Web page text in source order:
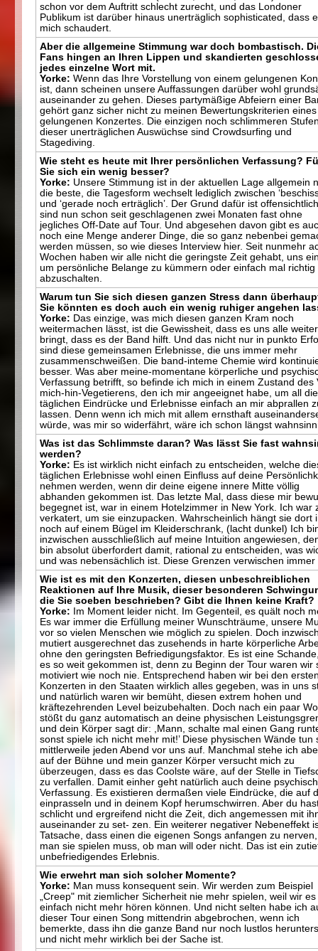
schon vor dem Auftritt schlecht zurecht, und das Londoner
Publikum ist darüber hinaus unerträglich sophisticated, dass
mich schaudert.
Aber die allgemeine Stimmung war doch bombastisch.
Fans hingen an Ihren Lippen und skandierten
jedes einzelne Wort mit.
Yorke: Wenn das Ihre Vorstellung von einem gelungenen
ist, dann scheinen unsere Auffassungen darüber wohl
auseinander zu gehen. Dieses partymäßige Abfeiern einer
gehört ganz sicher nicht zu meinen Bewertungskriterien eines
gelungenen Konzertes. Die einzigen noch schlimmeren
dieser unerträglichen Auswüchse sind Crowdsurfing und
Stagediving.
Wie steht es heute mit Ihrer persönlichen Verfassung?
Sie sich ein wenig besser?
Yorke: Unsere Stimmung ist in der aktuellen Lage allgemein
die beste, die Tagesform wechselt lediglich zwischen
und ‘gerade noch erträglich’. Der Grund dafür ist
sind nun schon seit geschlagenen zwei Monaten fast ohne
jegliches Off-Date auf Tour. Und abgesehen davon gibt es
noch eine Menge anderer Dinge, die so ganz nebenbei
werden müssen, so wie dieses Interview hier. Seit nunmehr
Wochen haben wir alle nicht die geringste Zeit gehabt, uns
um persönliche Belange zu kümmern oder einfach mal richtig
abzuschalten.
Warum tun Sie sich diesen ganzen Stress dann
Sie könnten es doch auch ein wenig ruhiger angehen
Yorke: Das einzige, was mich diesen ganzen Kram noch
weitermachen lässt, ist die Gewissheit, dass es uns alle weiter
bringt, dass es der Band hilft. Und das nicht nur in punkto
sind diese gemeinsamen Erlebnisse, die uns immer mehr
zusammenschweißen. Die band-inteme Chemie wird
besser. Was aber meine-momentane körperliche und
Verfassung betrifft, so befinde ich mich in einem Zustand des
mich-hin-Vegetierens, den ich mir angeeignet habe, um all
täglichen Eindrücke und Erlebnisse einfach an mir abprallen
lassen. Denn wenn ich mich mit allem ernsthaft
würde, was mir so widerfährt, wäre ich schon längst
Was ist das Schlimmste daran? Was lässt Sie fast
werden?
Yorke: Es ist wirklich nicht einfach zu entscheiden, welche
täglichen Erlebnisse wohl einen Einfluss auf deine
nehmen werden, wenn dir deine eigene innere Mitte völlig
abhanden gekommen ist. Das letzte Mal, dass diese mir
begegnet ist, war in einem Hotelzimmer in New York. Ich war
verkatert, um sie einzupacken. Wahrscheinlich hängt sie dort
noch auf einem Bügel im Kleiderschrank, (lacht dunkel) Ich
inzwischen ausschließlich auf meine Intuition angewiesen,
bin absolut überfordert damit, rational zu entscheiden, was
und was nebensächlich ist. Diese Grenzen verwischen immer
Wie ist es mit den Konzerten, diesen unbeschreiblichen
Reaktionen auf Ihre Musik, dieser besonderen
die Sie soeben beschrieben? Gibt die Ihnen keine Kraft?
Yorke: Im Moment leider nicht. Im Gegenteil, es quält noch
Es war immer die Erfüllung meiner Wunschträume, unsere
vor so vielen Menschen wie möglich zu spielen. Doch
mutiert ausgerechnet das zusehends in harte körperliche
ohne den geringsten Befriedigungsfaktor. Es ist eine
es so weit gekommen ist, denn zu Beginn der Tour waren wir
motiviert wie noch nie. Entsprechend haben wir bei den
Konzerten in den Staaten wirklich alles gegeben, was in uns
und natürlich waren wir bemüht, diesen extrem hohen und
kräftezehrenden Level beizubehalten. Doch nach ein paar
stößt du ganz automatisch an deine physischen
und dein Körper sagt dir: ,Mann, schalte mal einen Gang
sonst spiele ich nicht mehr mit!’ Diese physischen Wände tun
mittlerweile jeden Abend vor uns auf. Manchmal stehe ich
auf der Bühne und mein ganzer Körper versucht mich zu
überzeugen, dass es das Coolste wäre, auf der Stelle in
zu verfallen. Damit einher geht natürlich auch deine
Verfassung. Es existieren dermaßen viele Eindrücke, die auf
einprasseln und in deinem Kopf herumschwirren. Aber du
schlicht und ergreifend nicht die Zeit, dich angemessen mit
auseinander zu set- zen. Ein weiterer negativer Nebeneffekt
Tatsache, dass einen die eigenen Songs anfangen zu
man sie spielen muss, ob man will oder nicht. Das ist ein
unbefriedigendes Erlebnis.
Wie erwehrt man sich solcher Momente?
Yorke: Man muss konsequent sein. Wir werden zum Beispiel
„Creep" mit ziemlicher Sicherheit nie mehr spielen, weil wir es
einfach nicht mehr hören können. Und nicht selten habe ich
dieser Tour einen Song mittendrin abgebrochen, wenn ich
bemerkte, dass ihn die ganze Band nur noch lustlos
und nicht mehr wirklich bei der Sache ist.